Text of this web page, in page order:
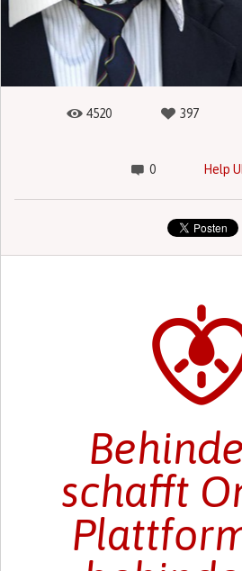
4520 397
0 Help
schafft